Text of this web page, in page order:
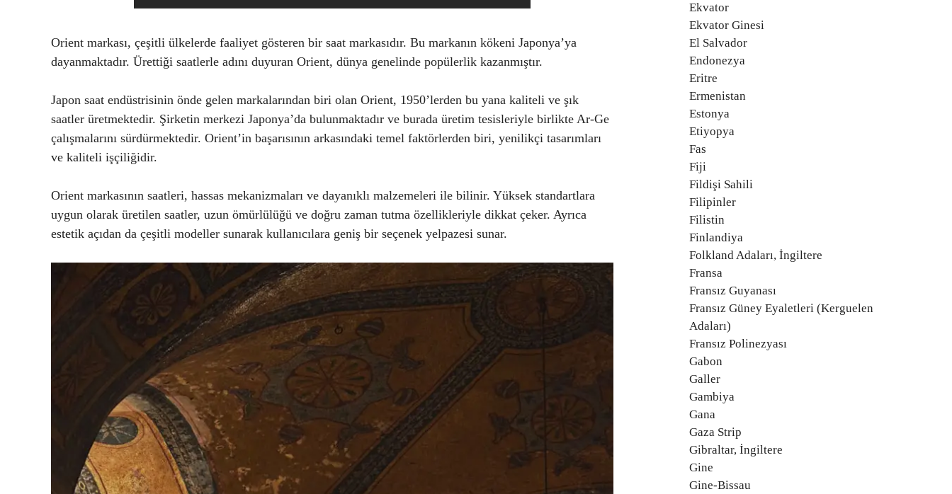
Orient markası, çeşitli ülkelerde faaliyet gösteren bir saat markasıdır. Bu markanın kökeni Japonya’ya
dayanmaktadır. Ürettiği saatlerle adını duyuran Orient, dünya genelinde popülerlik kazanmıştır.
Japon saat endüstrisinin önde gelen markalarından biri olan Orient, 1950’lerden bu yana kaliteli ve şık
saatler üretmektedir. Şirketin merkezi Japonya’da bulunmaktadır ve burada üretim tesisleriyle birlikte Ar-Ge
çalışmalarını sürdürmektedir. Orient’in başarısının arkasındaki temel faktörlerden biri, yenilikçi tasarımları
ve kaliteli işçiliğidir.
Orient markasının saatleri, hassas mekanizmaları ve dayanıklı malzemeleri ile bilinir. Yüksek standartlara
uygun olarak üretilen saatler, uzun ömürlülüğü ve doğru zaman tutma özellikleriyle dikkat çeker. Ayrıca
estetik açıdan da çeşitli modeller sunarak kullanıcılara geniş bir seçenek yelpazesi sunar.
Ekvator
Ekvator Ginesi
El Salvador
Endonezya
Eritre
Ermenistan
Estonya
Etiyopya
Fas
Fiji
Fildişi Sahili
Filipinler
Filistin
Finlandiya
Folkland Adaları, İngiltere
Fransa
Fransız Guyanası
Fransız Güney Eyaletleri (Kerguelen
Adaları)
Fransız Polinezyası
Gabon
Galler
Gambiya
Gana
Gaza Strip
Gibraltar, İngiltere
Gine
Gine-Bissau